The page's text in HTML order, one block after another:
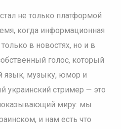
не только платформой
когда информационная
в новостях, но и в
голос, который
язык, музыку, юмор и
украинский стример — это
миру: мы
и нам есть что